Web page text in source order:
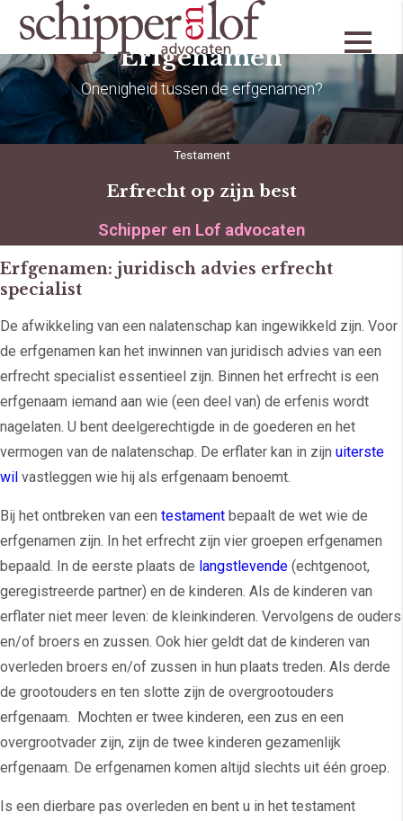
Erfgenamen
Onenigheid tussen de erfgenamen?
Testament
Erfrecht op zijn best
Schipper en Lof advocaten
Erfgenamen: juridisch advies erfrecht
specialist
De afwikkeling van een nalatenschap kan ingewikkeld zijn. Voor
de erfgenamen kan het inwinnen van juridisch advies van een
erfrecht specialist essentieel zijn. Binnen het erfrecht is een
erfgenaam iemand aan wie (een deel van) de erfenis wordt
nagelaten. U bent deelgerechtigde in de goederen en het
vermogen van de nalatenschap. De erflater kan in zijn uiterste
wil vastleggen wie hij als erfgenaam benoemt.
Bij het ontbreken van een testament bepaalt de wet wie de
erfgenamen zijn. In het erfrecht zijn vier groepen erfgenamen
bepaald. In de eerste plaats de langstlevende (echtgenoot,
geregistreerde partner) en de kinderen. Als de kinderen van
erflater niet meer leven: de kleinkinderen. Vervolgens de ouders
en/of broers en zussen. Ook hier geldt dat de kinderen van
overleden broers en/of zussen in hun plaats treden. Als derde
de grootouders en ten slotte zijn de overgrootouders
erfgenaam. Mochten er twee kinderen, een zus en een
overgrootvader zijn, zijn de twee kinderen gezamenlijk
erfgenaam. De erfgenamen komen altijd slechts uit één groep.
Is een dierbare pas overleden en bent u in het testament